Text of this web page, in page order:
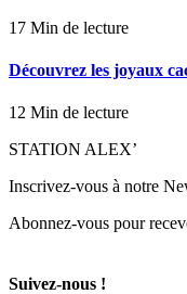
17 Min de lecture
Découvrez les joyaux
12 Min de lecture
STATION ALEX’
Inscrivez-vous à notre
Abonnez-vous pour
Suivez-nous !